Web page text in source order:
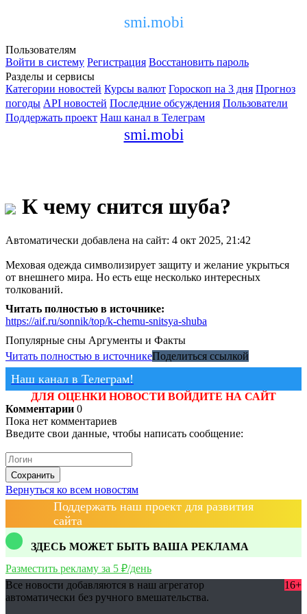
smi.mobi
Пользователям
Войти в систему Регистрация Восстановить пароль
Разделы и сервисы
Категории новостей Курсы валют Гороскоп на 3 дня Прогноз
погоды API новостей Последние обсуждения Пользователи
Поддержать проект Наш канал в Телеграм
smi.mobi
К чему снится шуба?
Автоматически добавлена на сайт: 4 окт 2025, 21:42
Меховая одежда символизирует защиту и желание укрыться
от внешнего мира. Но есть еще несколько интересных
толкований.
Читать полностью в источнике:
https://aif.ru/sonnik/top/k-chemu-snitsya-shuba
Популярные сны Аргументы и Факты
Читать полностью в источникеПоделиться ссылкой
Наш канал в Телеграм!
ДЛЯ ОЦЕНКИ НОВОСТИ ВОЙДИТЕ НА САЙТ
Комментарии 0
Пока нет комментариев
Введите свои данные, чтобы написать сообщение:
Сохранить
Вернуться ко всем новостям
Поддержать наш проект для развития
сайта
ЗДЕСЬ МОЖЕТ БЫТЬ ВАША РЕКЛАМА
Разместить рекламу за 5 ₽/день
Все новости добавляются в наш агрегатор
автоматически без ручного вмешательства.
16+